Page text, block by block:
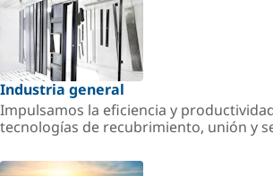
Industria general
Impulsamos la eficiencia y
tecnologías de recubrimiento, unión y